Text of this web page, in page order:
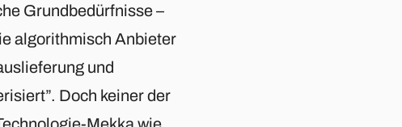
Grundbedürfnisse –
algorithmisch Anbieter
und
Doch keiner der